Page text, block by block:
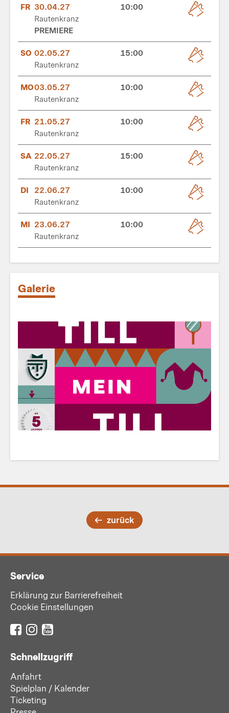
FR 30.04.27
10:00
Rautenkranz
PREMIERE
SO 02.05.27
15:00
Rautenkranz
MO03.05.27
10:00
Rautenkranz
FR 21.05.27
10:00
Rautenkranz
SA 22.05.27
15:00
Rautenkranz
DI 22.06.27
10:00
Rautenkranz
MI 23.06.27
10:00
Rautenkranz
Galerie
zurück
Service
Erklärung zur Barrierefreiheit
Cookie Einstellungen
Schnellzugriff
Anfahrt
Spielplan / Kalender
Ticketing